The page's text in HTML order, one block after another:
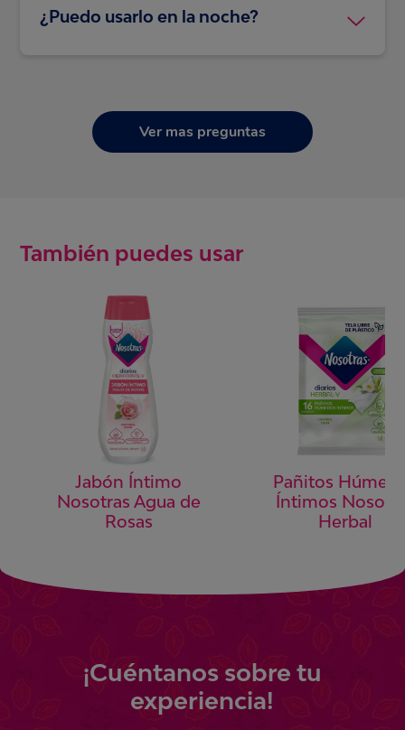
¿Puedo usarlo en la noche?
acostada; así, te aseguras de estar súper
protegida y evitas accidentes mientras
duermes.
Ver mas preguntas
También puedes usar
Jabón Íntimo
Nosotras Agua de
Rosas
Pañitos
Íntimos
Herbal
¡Cuéntanos sobre tu
experiencia!